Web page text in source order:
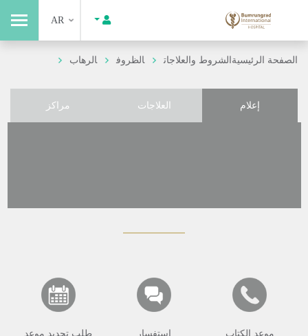
AR
الصفحة الرئيسيةالشروط والعلاجات الظروف الرهاب
إعلام العلاجات مراكز
موعد الكتاب استفسار طلب تحديد موعد